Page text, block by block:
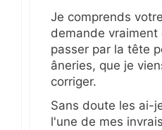
Je comprends
demande vraiment
passer par la tête
âneries, que je
corriger.
Sans doute les ai-
l'une de mes